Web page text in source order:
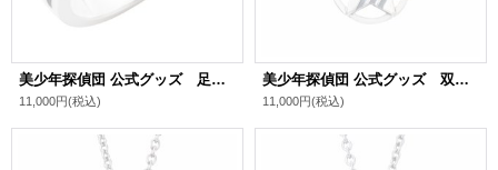
美少年探偵団 公式グッズ 足利飆太 シルバーリング
11,000円(税込)
美少年探偵団 公式グッズ 双頭院学 シルバーネックレス
11,000円(税込)